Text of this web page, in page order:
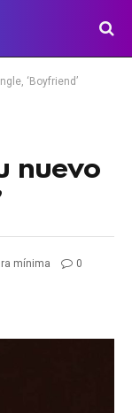
‘Boyfriend’
nuevo
mínima 0